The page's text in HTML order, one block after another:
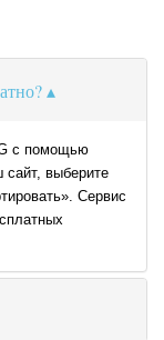
с помощью
выберите
Сервис